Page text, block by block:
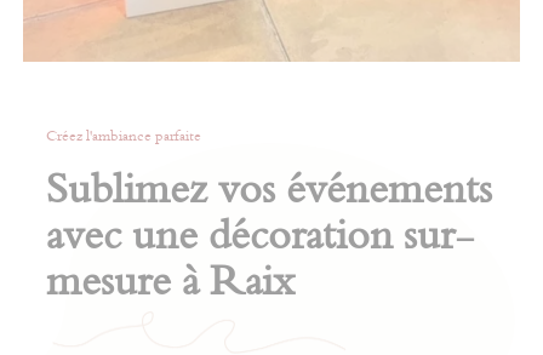
Créez l'ambiance parfaite
Sublimez vos événements
avec une décoration sur-
mesure à Raix